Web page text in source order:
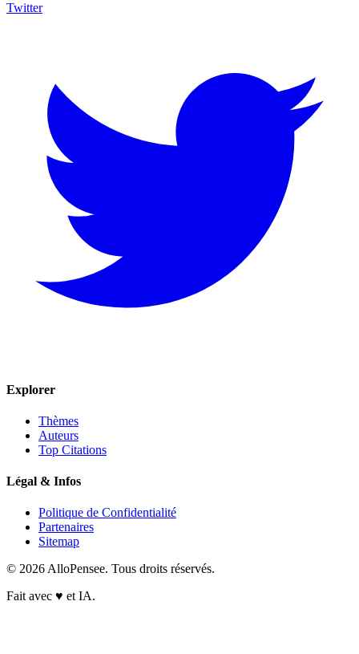
Twitter
Explorer
Thèmes
Auteurs
Top Citations
Légal & Infos
Politique de Confidentialité
Partenaires
Sitemap
© 2026 AlloPensee. Tous droits réservés.
Fait avec ♥ et IA.